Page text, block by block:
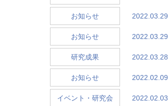
お知らせ 2022.03.29
お知らせ 2022.03.29
研究成果 2022.03.28
お知らせ 2022.02.09
イベント・研究会 2022.02.03